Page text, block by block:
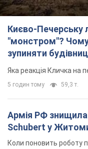
Києво-Печерську
"монстром"?
зупиняти
"московського
Яка реакція Кличка на
5 годин тому 59,3 т.
Армія РФ
Schubert у
Коли поновить роботу